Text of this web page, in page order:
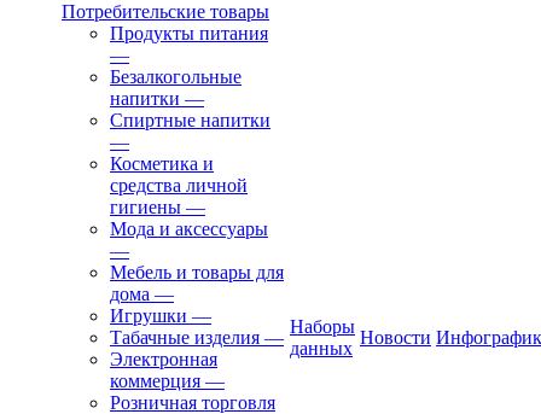
Потребительские товары
Продукты питания
—
Безалкогольные
напитки —
Спиртные напитки
—
Косметика и
средства личной
гигиены —
Мода и аксессуары
—
Мебель и товары для
дома —
Игрушки —
Табачные изделия —
Электронная
коммерция —
Розничная торговля
Наборы
данных
Новости